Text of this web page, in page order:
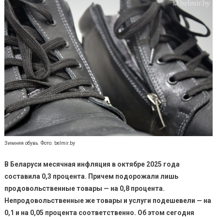
Зимняя обувь. Фото: belmir.by
В Беларуси месячная инфляция в октябре 2025 года
составила 0,3 процента. Причем подорожали лишь
продовольственные товары — на 0,8 процента.
Непродовольственные же товары и услуги подешевели — на
0,1 и на 0,05 процента соответственно. Об этом сегодня